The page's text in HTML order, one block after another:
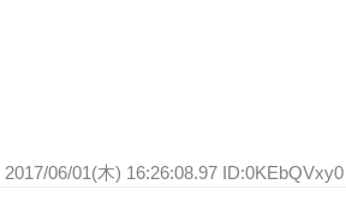
2017/06/01(木) 16:26:08.97 ID:0KEbQVxy0